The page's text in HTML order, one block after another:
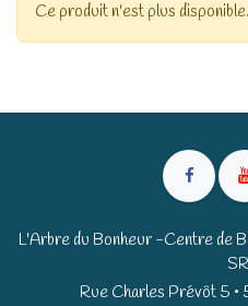
Ce produit n'est plus disponible.
L'Arbre du Bonheur -Centre de
Rue Charles Prévôt 5